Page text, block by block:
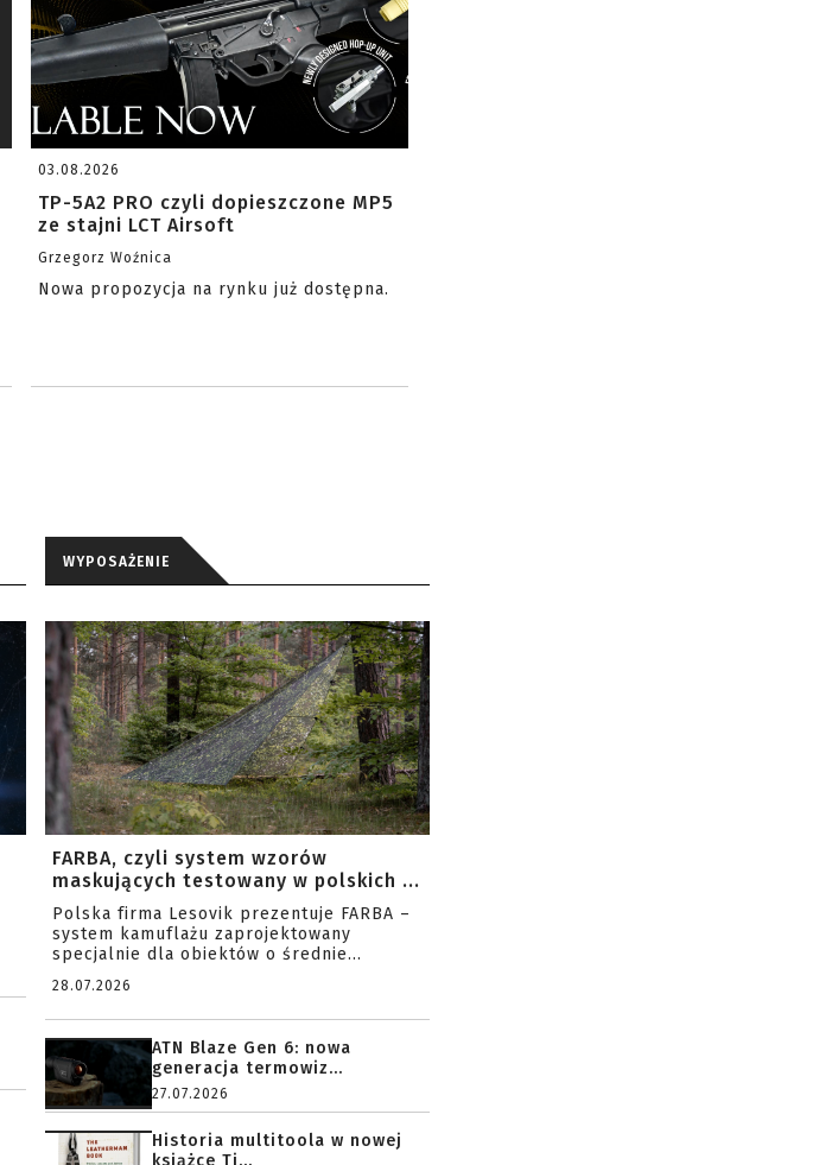
03.08.2026
TP-5A2 PRO czyli dopieszczone MP5
ze stajni LCT Airsoft
Grzegorz Woźnica
Nowa propozycja na rynku już dostępna.
WYPOSAŻENIE
FARBA, czyli system wzorów
maskujących testowany w polskich ...
Polska firma Lesovik prezentuje FARBA –
system kamuflażu zaprojektowany
specjalnie dla obiektów o średnie...
28.07.2026
ATN Blaze Gen 6: nowa
generacja termowiz...
27.07.2026
Historia multitoola w nowej
książce Ti...